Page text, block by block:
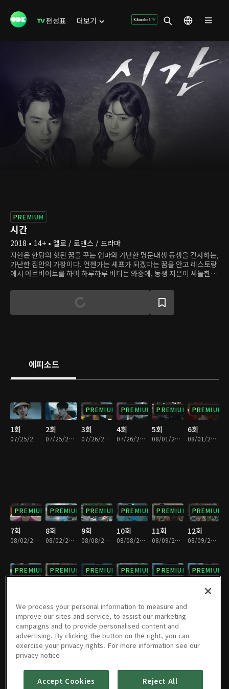
편성표 더보기
PREMIUM
시간
2018 • 14+ • 멜로 / 로맨스 / 드라마
지현은 한탕의 헛된 꿈을 꾸는 엄마와 가난한 명문대생 동생을 건사하는,
가난한 집안의 가장이다. 언젠가는 셰프가 되겠다는 꿈을 안고 레스토랑
에서 아르바이트를 하며 하루하루 버티는 와중에, 동생 지은이 싸늘한 시
있어줬던 남자친구 민석이 지현을 떠난다. 하루하루 버티며 동생의 죽음
에 대한 진실을 밝히려 뛰어다니는 지현의 앞에 재벌 2세 수호가 나타난
다. 수호는 지현의 주위를 맴돌며 지현이 하는 일을 돕는 듯하지만, 지현
에피소드
1회
07/25/2018 • 31분
2회
07/25/2018 • 29분
PREMIUM
3회
07/26/2018 • 31분
PREMIUM
4회
07/26/2018 • 28분
PREMIUM
5회
08/01/2018 • 29분
PREMIUM
6회
08/01/2018 • 30분
PREMIUM
7회
08/02/2018 • 29분
PREMIUM
8회
08/02/2018 • 31분
PREMIUM
9회
08/08/2018 • 31분
PREMIUM
10회
08/08/2018 • 30분
PREMIUM
11회
08/09/2018 • 30분
PREMIUM
12회
08/09/2018 • 30분
PREMIUM PREMIUM PREMIUM PREMIUM PREMIUM PREMIUM
PREMIUM
19회
08/30/2018 • 28분
PREMIUM
20회
PREMIUM
21회
PREMIUM
22회
PREMIUM
23회 24회
We process your personal information to measure and
improve our sites and service, to assist our marketing
campaigns and to provide personalised content and
advertising. By clicking the button on the right, you can
exercise your privacy rights. For more information see our
privacy notice
Accept Cookies Reject All